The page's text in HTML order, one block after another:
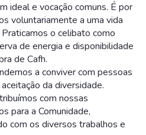
ideal e vocação comuns. É por
voluntariamente a uma vida
o celibato como
de energia e disponibilidade
de Cafh.
a conviver com pessoas
da diversidade.
com nossas
para a Comunidade,
com os diversos trabalhos e